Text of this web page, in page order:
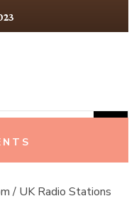
/ UK Radio Stations